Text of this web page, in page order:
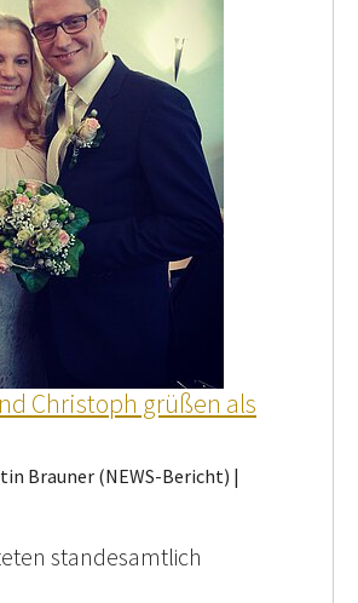
Christoph grüßen als
Brauner (NEWS-Bericht) |
standesamtlich